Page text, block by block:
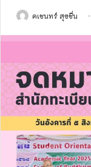
คเชนทร์ สุขชื่น